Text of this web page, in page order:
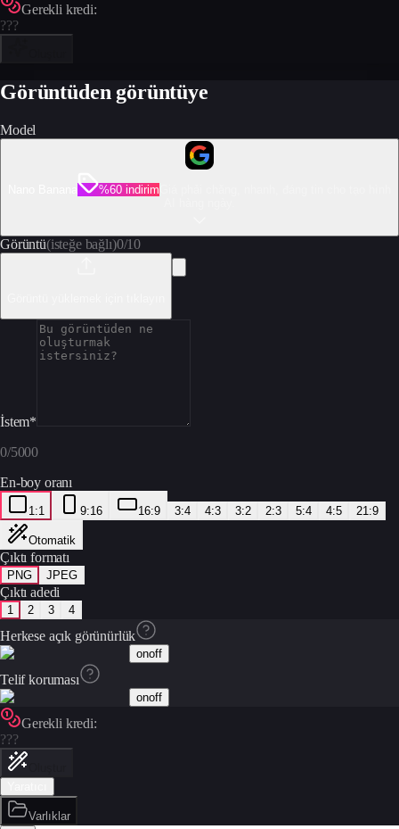
Gerekli kredi:
???
Görüntüden görüntüye
Model
%60 indirim
Görüntü(isteğe bağlı)0/10
İstem*
0/5000
En-boy oranı
1:1 9:16 16:9 3:4 4:3 3:2 2:3 5:4 4:5 21:9
Otomatik
Çıktı formatı
PNG JPEG
Çıktı adedi
1 2 3 4
Herkese açık görünürlük
onoff
Telif koruması
onoff
Gerekli kredi:
???
Varlıklar